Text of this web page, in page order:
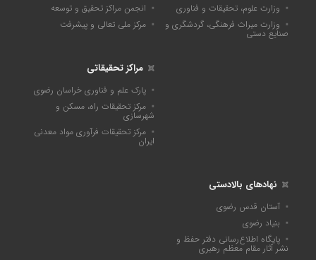
وزارت علوم، تحقیقات و فناوری
وزارت میراث فرهنگی، گردشگری و
صنایع دستی
انجمن مراکز تحقیق و توسعه
مرکز ملی تعالی و پیشرفت
مراکز تحقیقاتی
پارک علم و فناوری خراسان رضوی
مرکز تحقیقات راه، مسکن و
شهرسازی
مرکز تحقیقات فرآوری مواد معدنی
ایران
نهادهای بالادستی
آستان قدس رضوی
بنیاد رضوی
پايگاه اطلاع‌رسانی دفتر حفظ و
نشر آثار مقام معظم رهبری